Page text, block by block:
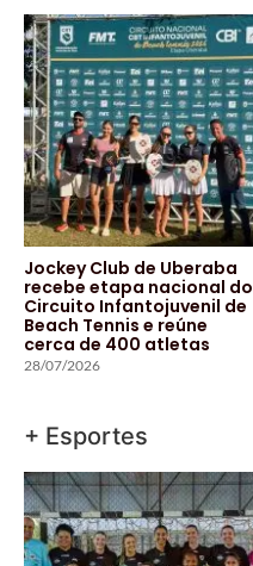
Jockey Club de Uberaba
recebe etapa nacional do
Circuito Infantojuvenil de
Beach Tennis e reúne
cerca de 400 atletas
28/07/2026
+ Esportes